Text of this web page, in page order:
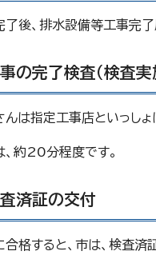
了後、排水設備等工事完
の完了検査（検査実
んは指定工事店といっしょ
、約20分程度です。
済証の交付
格すると、市は、検査済